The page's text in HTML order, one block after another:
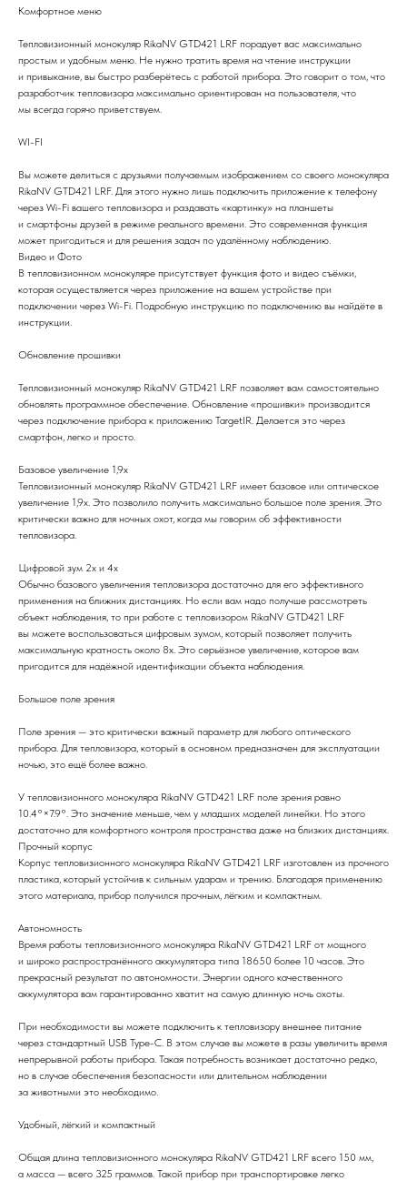
Комфортное меню
Тепловизионный монокуляр RikaNV GTD421 LRF порадует вас максимально
простым и удобным меню. Не нужно тратить время на чтение инструкции
и привыкание, вы быстро разберётесь с работой прибора. Это говорит о том, что
разработчик тепловизора максимально ориентирован на пользователя, что
мы всегда горячо приветствуем.
WI-FI
Вы можете делиться с друзьями получаемым изображением со своего монокуляра
RikaNV GTD421 LRF. Для этого нужно лишь подключить приложение к телефону
через Wi-Fi вашего тепловизора и раздавать «картинку» на планшеты
и смартфоны друзей в режиме реального времени. Это современная функция
может пригодиться и для решения задач по удалённому наблюдению.
Видео и Фото
В тепловизионном монокуляре присутствует функция фото и видео съёмки,
которая осуществляется через приложение на вашем устройстве при
подключении через Wi-Fi. Подробную инструкцию по подключению вы найдёте в
инструкции.
Обновление прошивки
Тепловизионный монокуляр RikaNV GTD421 LRF позволяет вам самостоятельно
обновлять программное обеспечение. Обновление «прошивки» производится
через подключение прибора к приложению TargetIR. Делается это через
смартфон, легко и просто.
Базовое увеличение 1,9х
Тепловизионный монокуляр RikaNV GTD421 LRF имеет базовое или оптическое
увеличение 1,9х. Это позволило получить максимально большое поле зрения. Это
критически важно для ночных охот, когда мы говорим об эффективности
тепловизора.
Цифровой зум 2х и 4х
Обычно базового увеличения тепловизора достаточно для его эффективного
применения на ближних дистанциях. Но если вам надо получше рассмотреть
объект наблюдения, то при работе с тепловизором RikaNV GTD421 LRF
вы можете воспользоваться цифровым зумом, который позволяет получить
максимальную кратность около 8х. Это серьёзное увеличение, которое вам
пригодится для надёжной идентификации объекта наблюдения.
Большое поле зрения
Поле зрения — это критически важный параметр для любого оптического
прибора. Для тепловизора, который в основном предназначен для эксплуатации
ночью, это ещё более важно.
У тепловизионного монокуляра RikaNV GTD421 LRF поле зрения равно
10.4°×7.9°. Это значение меньше, чем у младших моделей линейки. Но этого
достаточно для комфортного контроля пространства даже на близких дистанциях.
Прочный корпус
Корпус тепловизионного монокуляра RikaNV GTD421 LRF изготовлен из прочного
пластика, который устойчив к сильным ударам и трению. Благодаря применению
этого материала, прибор получился прочным, лёгким и компактным.
Автономность
Время работы тепловизионного монокуляра RikaNV GTD421 LRF от мощного
и широко распространённого аккумулятора типа 18650 более 10 часов. Это
прекрасный результат по автономности. Энергии одного качественного
аккумулятора вам гарантированно хватит на самую длинную ночь охоты.
При необходимости вы можете подключить к тепловизору внешнее питание
через стандартный USB Type-C. В этом случае вы можете в разы увеличить время
непрерывной работы прибора. Такая потребность возникает достаточно редко,
но в случае обеспечения безопасности или длительном наблюдении
за животными это необходимо.
Удобный, лёгкий и компактный
Общая длина тепловизионного монокуляра RikaNV GTD421 LRF всего 150 мм,
а масса — всего 325 граммов. Такой прибор при транспортировке легко